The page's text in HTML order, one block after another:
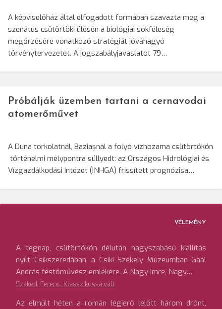
A képviselőház által elfogadott formában szavazta meg a
szenátus csütörtöki ülésén a biológiai sokféleség
megőrzésére vonatkozó stratégiát jóváhagyó
törvénytervezetet. A jogszabályjavaslatot 79…
Próbálják üzemben tartani a cernavodai
atomerőművet
A Duna torkolatnál, Baziașnál a folyó vízhozama csütörtökön
történelmi mélypontra süllyedt: az Országos Hidrológiai és
Vízgazdálkodási Intézet (INHGA) frissített prognózisa…
VÉLEMÉNY
A tegnap, csütörtökön délután nagyszabású kiállítás
nyílt Csíkszeredában, a Csíki Székely Múzeumban Gaál
András festőművész emlékére. A Nagy Imre, Nagy…
Székedi Ferenc: Klasszikussá vált
Az elmúlt héten a román légierő lelőtt három drónt,